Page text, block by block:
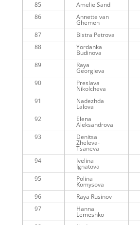
85 Amelie Sand
86
Annette van
Ghemen
87 Bistra Petrova
88
Yordanka
Budinova
89 Raya
Georgieva
90 Preslava
Nikolcheva
91 Nadezhda
Lalova
92 Elena
Aleksandrova
93 Denitsa
Zheleva-
Tsaneva
94 Ivelina
Ignatova
95 Polina
Komysova
96 Raya Rusinov
97
Hanna
Lemeshko